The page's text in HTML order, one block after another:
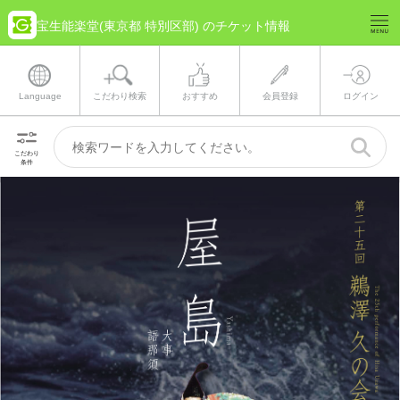
宝生能楽堂(東京都 特別区部) のチケット情報
Language こだわり検索 おすすめ 会員登録 ログイン
こだわり
条件